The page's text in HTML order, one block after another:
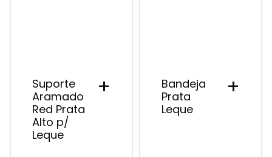
Suporte
Aramado
Red Prata
Alto p/
Leque
+
Bandeja
Prata
Leque
+